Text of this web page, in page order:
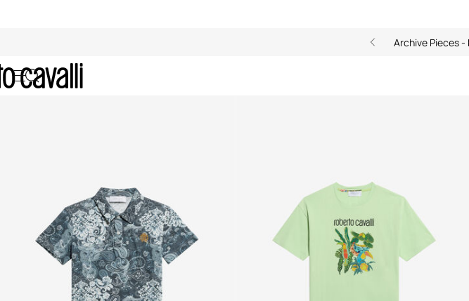
Archive Pieces -
Bekleidung für Baby Jungen (4-16J)